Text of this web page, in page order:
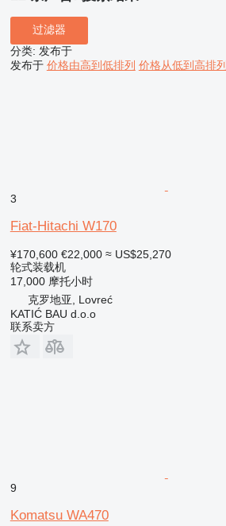
过滤器
分类: 发布于
发布于 价格由高到低排列 价格从低到高排列
3
Fiat-Hitachi W170
¥170,600 €22,000 ≈ US$25,270
轮式装载机
17,000 摩托小时
克罗地亚, Lovreć
KATIĆ BAU d.o.o
联系卖方
9
Komatsu WA470